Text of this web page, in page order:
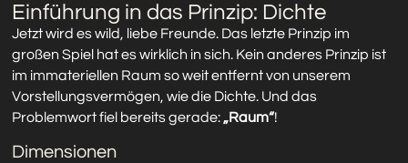
Einführung in das Prinzip: Dichte
Jetzt wird es wild, liebe Freunde. Das letzte Prinzip im
großen Spiel hat es wirklich in sich. Kein anderes Prinzip ist
im immateriellen Raum so weit entfernt von unserem
Vorstellungsvermögen, wie die Dichte. Und das
Problemwort fiel bereits gerade:„Raum“!
Dimensionen